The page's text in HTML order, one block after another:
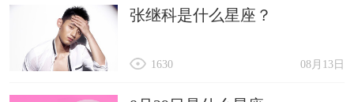
张继科是什么星座？
08月13日
1630